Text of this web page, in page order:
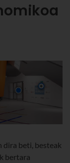
dira beti, besteak
bertara